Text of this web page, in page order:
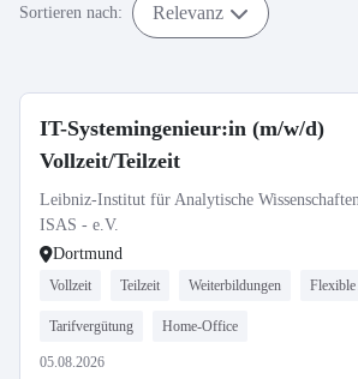
Sortieren nach: Relevanz
IT-Systemingenieur:in (m/w/d)
Vollzeit/Teilzeit
Leibniz-Institut für Analytische
ISAS - e.V.
Dortmund
Vollzeit Teilzeit Weiterbildungen Flexible
Tarifvergütung Home-Office
05.08.2026